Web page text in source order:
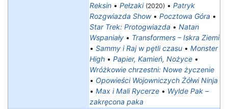
Reksin • Pełzaki (2020) • Patryk
Rozgwiazda Show• Pocztowa Góra •
Star Trek: Protogwiazda • Natan
Wspaniały • Transformers – Iskra Ziemi
• Sammy i Raj w pętli czasu • Monster
High • Papier, Kamień, Nożyce •
Wróżkowie chrzestni: Nowe życzenie
• Opowieści Wojowniczych Żółwi Ninja
• Max i Mali Rycerze • Wylde Pak –
zakręcona paka